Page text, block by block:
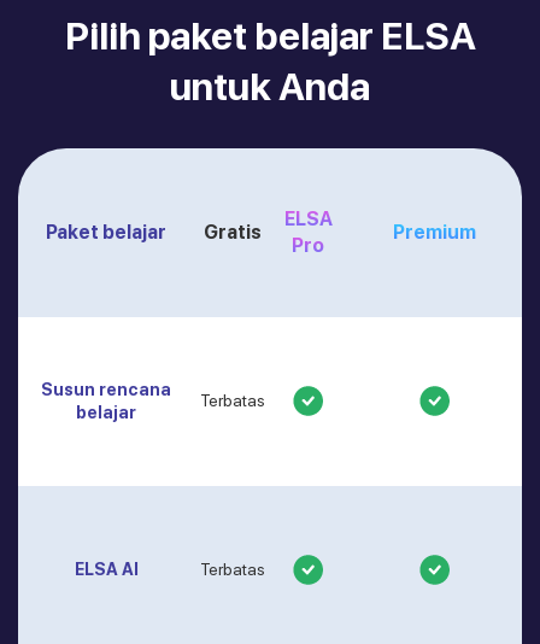
Pilih paket belajar ELSA
untuk Anda
Paket belajar Gratis
ELSA
Pro
Premium
Susun rencana
belajar
Terbatas
ELSA AI Terbatas